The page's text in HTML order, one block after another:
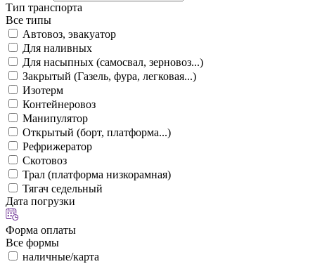
Тип транспорта
Все типы
Автовоз, эвакуатор
Для наливных
Для насыпных (самосвал, зерновоз...)
Закрытый (Газель, фура, легковая...)
Изотерм
Контейнеровоз
Манипулятор
Открытый (борт, платформа...)
Рефрижератор
Скотовоз
Трал (платформа низкорамная)
Тягач седельный
Дата погрузки
Форма оплаты
Все формы
наличные/карта